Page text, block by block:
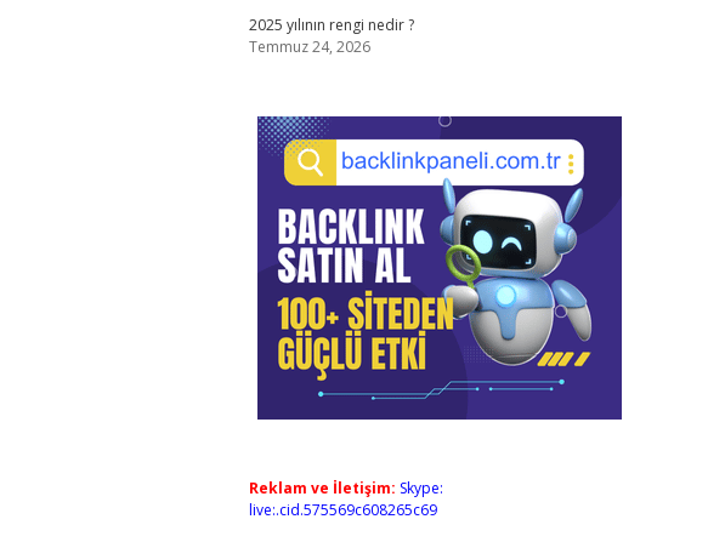
2025 yılının rengi nedir ?
Temmuz 24, 2026
Reklam ve İletişim: Skype:
live:.cid.575569c608265c69